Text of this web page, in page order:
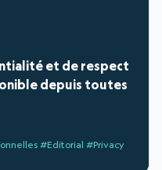
et de respect
depuis toutes
#Editorial #Privacy